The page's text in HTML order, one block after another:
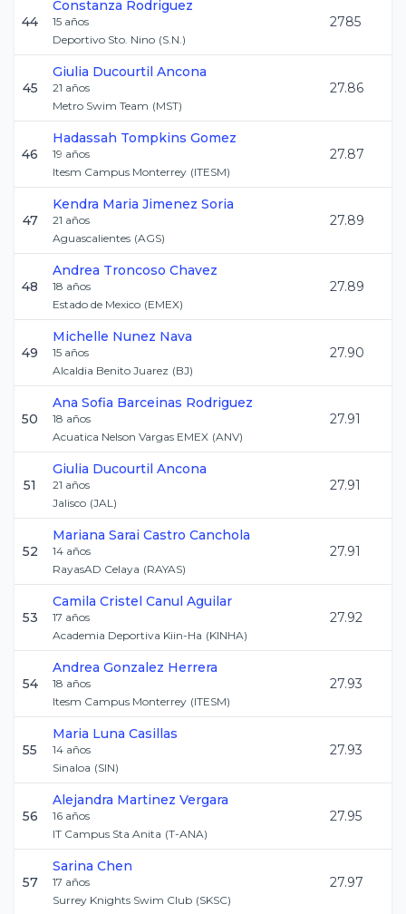
44
Constanza Rodriguez
15 años
Deportivo Sto. Nino (S.N.)
2785
45
Giulia Ducourtil Ancona
21 años
Metro Swim Team (MST)
27.86
46
Hadassah Tompkins Gomez
19 años
Itesm Campus Monterrey (ITESM)
27.87
47
Kendra Maria Jimenez Soria
21 años
Aguascalientes (AGS)
27.89
48
Andrea Troncoso Chavez
18 años
Estado de Mexico (EMEX)
27.89
49
Michelle Nunez Nava
15 años
Alcaldia Benito Juarez (BJ)
27.90
50
Ana Sofia Barceinas Rodriguez
18 años
Acuatica Nelson Vargas EMEX (ANV)
27.91
51
Giulia Ducourtil Ancona
21 años
Jalisco (JAL)
27.91
52
Mariana Sarai Castro Canchola
14 años
RayasAD Celaya (RAYAS)
27.91
53
Camila Cristel Canul Aguilar
17 años
Academia Deportiva Kiin-Ha (KINHA)
27.92
54
Andrea Gonzalez Herrera
18 años
Itesm Campus Monterrey (ITESM)
27.93
55
Maria Luna Casillas
14 años
Sinaloa (SIN)
27.93
56
Alejandra Martinez Vergara
16 años
IT Campus Sta Anita (T-ANA)
27.95
57
Sarina Chen
17 años
Surrey Knights Swim Club (SKSC)
27.97